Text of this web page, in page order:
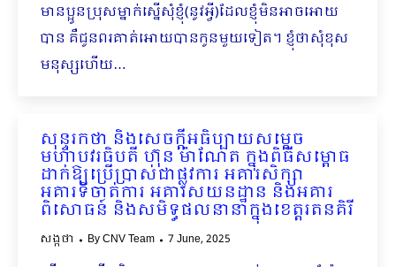
មានប្អូនប្រុសម្នាក់ស្នើសុំខ្ញុំ(នូវអ្វី)ដែលខ្ញុំមិនអាចអោយ
បាន គឺជូនពរគាត់អោយបានកូនមួយទៀត។ ខ្ញុំថាសុំខុស
មនុស្សហើយ…
សុន្ទរកថា និងសេចក្ដីអធិប្បាយសម្ដេច
មហាបវរធិបតី ហ៊ុន ម៉ាណែត ក្នុងពិធីសម្ពោធ
ដាក់ឱ្យប្រើប្រាស់ជាផ្លូវការ អគារសិក្សា
អគារទីចាត់ការ អគារសយនដ្ឋាន និងអគារ
ពិសោធន៍ និងសមិទ្ធផលនានាក្នុងខេត្តរតនគិរី
សង្កថា ByCNV Team 7 June, 2025